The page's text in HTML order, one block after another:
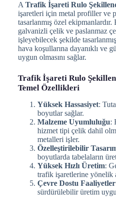
A Trafik İşareti Rulo
işaretleri için metal profiller ve
tasarlanmış özel
galvanizli çelik ve paslanmaz
işleyebilecek şekilde
hava koşullarına dayanıklı ve
uygun olmasını sağlar.
Trafik İşareti Rulo
Temel Özellikleri
Yüksek Hassasiyet:
boyutlar sağlar.
Malzeme Uyumluluğu:
hizmet tipi çelik dahil
metalleri işler.
Özelleştirilebilir
boyutlarda tabelaların
Yüksek Hızlı Üretim:
trafik işaretlerine yönelik
Çevre Dostu Faaliyetler
sürdürülebilir üretim